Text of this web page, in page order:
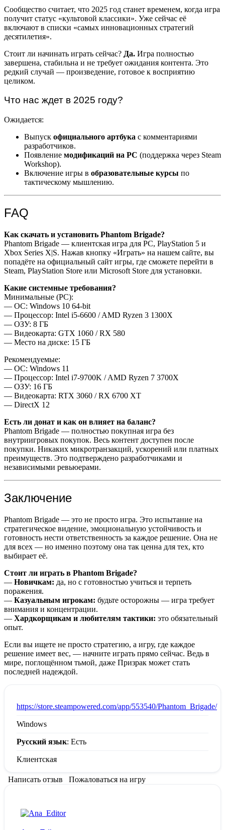
Сообщество считает, что 2025 год станет временем, когда игра
получит статус «культовой классики». Уже сейчас её
включают в списки «самых инновационных стратегий
десятилетия».
Стоит ли начинать играть сейчас? Да. Игра полностью
завершена, стабильна и не требует ожидания контента. Это
редкий случай — произведение, готовое к восприятию
целиком.
Что нас ждет в 2025 году?
Ожидается:
Выпуск официального артбука с комментариями
разработчиков.
Появление модификаций на PC (поддержка через Steam
Workshop).
Включение игры в образовательные курсы по
тактическому мышлению.
FAQ
Как скачать и установить Phantom Brigade?
Phantom Brigade — клиентская игра для PC, PlayStation 5 и
Xbox Series X|S. Нажав кнопку «Играть» на нашем сайте, вы
попадёте на официальный сайт игры, где сможете перейти в
Steam, PlayStation Store или Microsoft Store для установки.
Какие системные требования?
Минимальные (PC):
— ОС: Windows 10 64-bit
— Процессор: Intel i5-6600 / AMD Ryzen 3 1300X
— ОЗУ: 8 ГБ
— Видеокарта: GTX 1060 / RX 580
— Место на диске: 15 ГБ
Рекомендуемые:
— ОС: Windows 11
— Процессор: Intel i7-9700K / AMD Ryzen 7 3700X
— ОЗУ: 16 ГБ
— Видеокарта: RTX 3060 / RX 6700 XT
— DirectX 12
Есть ли донат и как он влияет на баланс?
Phantom Brigade — полностью покупная игра без
внутриигровых покупок. Весь контент доступен после
покупки. Никаких микротранзакций, ускорений или платных
преимуществ. Это подтверждено разработчиками и
независимыми ревьюерами.
Заключение
Phantom Brigade — это не просто игра. Это испытание на
стратегическое видение, эмоциональную устойчивость и
готовность нести ответственность за каждое решение. Она не
для всех — но именно поэтому она так ценна для тех, кто
выбирает её.
Стоит ли играть в Phantom Brigade?
— Новичкам: да, но с готовностью учиться и терпеть
поражения.
— Казуальным игрокам: будьте осторожны — игра требует
внимания и концентрации.
— Хардкорщикам и любителям тактики: это обязательный
опыт.
Если вы ищете не просто стратегию, а игру, где каждое
решение имеет вес, — начните играть прямо сейчас. Ведь в
мире, поглощённом тьмой, даже Призрак может стать
последней надеждой.
https://store.steampowered.com/app/553540/Phantom_Brigade/
Windows
Русский язык: Есть
Клиентская
Написать отзыв Пожаловаться на игру